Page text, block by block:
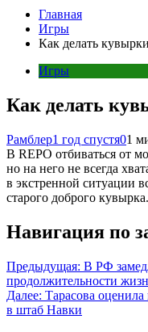
Главная
Игры
Как делать
Игры
Как делать
Рамблер1 год спустя01
В REPO отбиваться от
но на него не всегда
в экстренной ситуации
старого доброго кувырка.
Навигация по
Предыдущая: В РФ
продолжительности
Далее: Тарасова
в штаб Навки